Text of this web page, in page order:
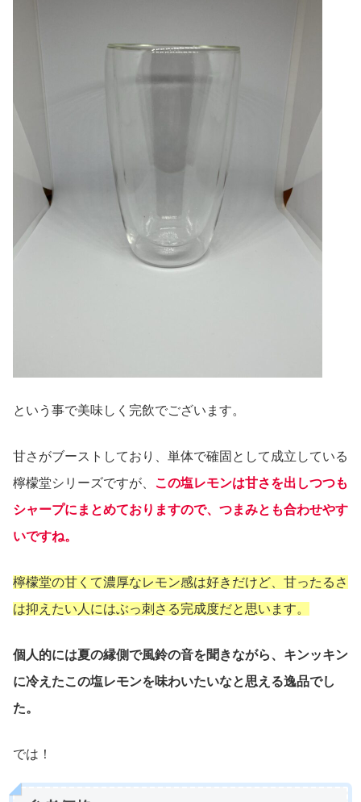
という事で美味しく完飲でございます。
甘さがブーストしており、単体で確固として成立している
檸檬堂シリーズですが、 この塩レモンは甘さを出しつつも
シャープにまとめておりますので、つまみとも合わせやす
いですね。
檸檬堂の甘くて濃厚なレモン感は好きだけど、甘ったるさ
は抑えたい人にはぶっ刺さる完成度だと思います。
個人的には夏の縁側で風鈴の音を聞きながら、キンッキン
に冷えたこの塩レモンを味わいたいなと思える逸品でし
た。
では！